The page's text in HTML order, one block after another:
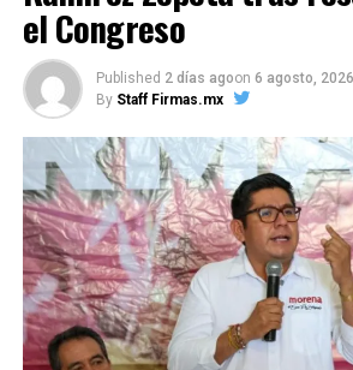
DON'T MISS
Presenta Elena Poniatowska una
trayectoria de Marcelo Ebrard
Me gusta esto:
COMPARTE ESTA
el Congreso
Published 2 días agoon 6 agosto, 2026
By Staff Firmas.mx